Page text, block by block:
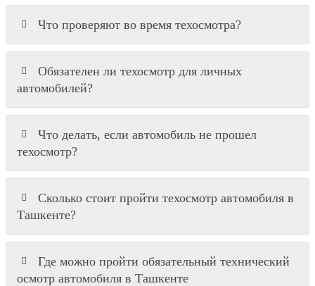
Что проверяют во время техосмотра?
Обязателен ли техосмотр для личных
автомобилей?
Что делать, если автомобиль не прошел
техосмотр?
Сколько стоит пройти техосмотр автомобиля в
Ташкенте?
Где можно пройти обязательный технический
осмотр автомобиля в Ташкенте